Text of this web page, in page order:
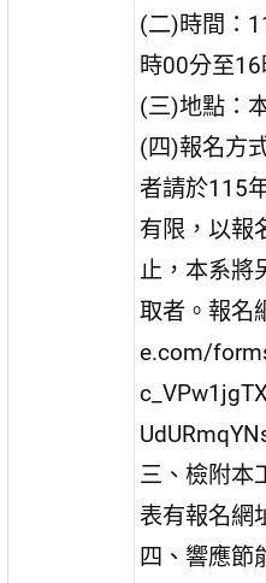
(二)時間：
時00分至16
(三)地點：
(四)報名方
者請於115
有限，以報
止，本系將
取者。報名
e.com/
三、檢附本
表有報名網
四、響應節